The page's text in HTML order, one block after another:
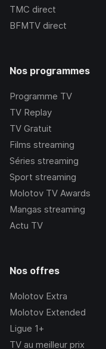
TMC direct
BFMTV direct
Nos programmes
Programme TV
TV Replay
TV Gratuit
Films streaming
Séries streaming
Sport streaming
Molotov TV Awards
Mangas streaming
Actu TV
Nos offres
Molotov Extra
Molotov Extended
Ligue 1+
TV au meilleur prix